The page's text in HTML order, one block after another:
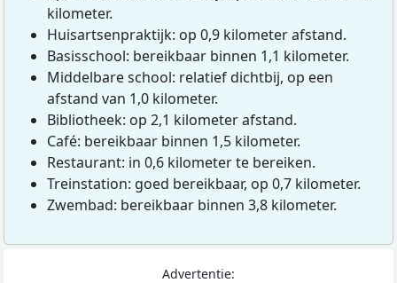
kilometer.
Huisartsenpraktijk: op 0,9 kilometer afstand.
Basisschool: bereikbaar binnen 1,1 kilometer.
Middelbare school: relatief dichtbij, op een
afstand van 1,0 kilometer.
Bibliotheek: op 2,1 kilometer afstand.
Café: bereikbaar binnen 1,5 kilometer.
Restaurant: in 0,6 kilometer te bereiken.
Treinstation: goed bereikbaar, op 0,7 kilometer.
Zwembad: bereikbaar binnen 3,8 kilometer.
Advertentie: